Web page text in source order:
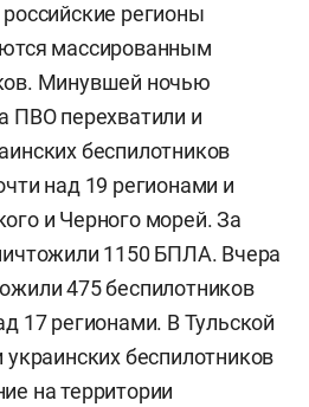
регионы
массированным
Минувшей ночью
ПВО перехватили и
беспилотников
над 19 регионами и
и Черного морей. За
1150 БПЛА. Вчера
475 беспилотников
17 регионами. В Тульской
украинских беспилотников
на территории